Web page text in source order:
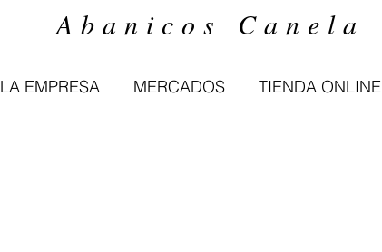
Abanicos Canela
LA EMPRESA MERCADOS TIENDA ONLINE